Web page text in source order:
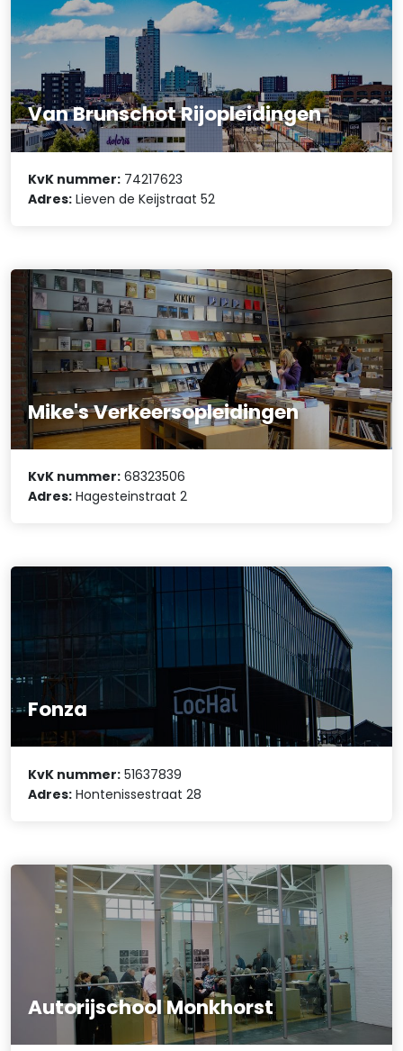
Van Brunschot Rijopleidingen
KvK nummer: 74217623
Adres: Lieven de Keijstraat 52
Mike's Verkeersopleidingen
KvK nummer: 68323506
Adres: Hagesteinstraat 2
Fonza
KvK nummer: 51637839
Adres: Hontenissestraat 28
Autorijschool Monkhorst